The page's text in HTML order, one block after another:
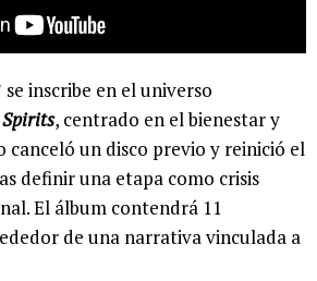
se inscribe en el universo
, centrado en el bienestar y
canceló un disco previo y reinició el
definir una etapa como crisis
El álbum contendrá 11
de una narrativa vinculada a